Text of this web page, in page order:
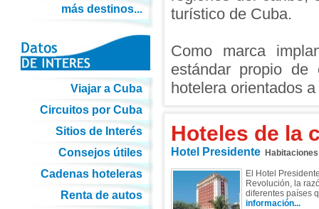
turístico de Cuba.
Como marca
estándar propio
hotelera orientados
Hoteles de la
Hotel Presidente
El Hotel
Revolución, la
diferentes países
información...
más destinos...
Viajar a Cuba
Circuitos por Cuba
Sitios de Interés
Consejos útiles
Cadenas hoteleras
Renta de autos